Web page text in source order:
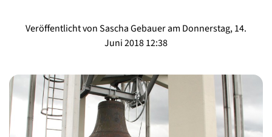
Veröffentlicht von Sascha Gebauer am Donnerstag, 14.
Juni 2018 12:38